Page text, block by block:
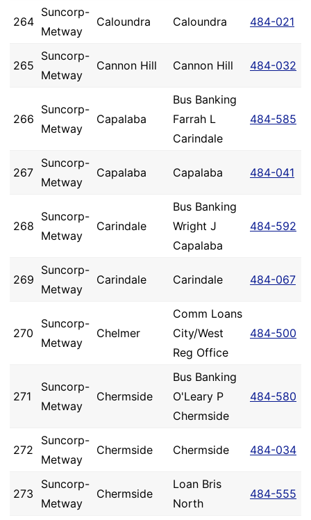
264
Suncorp-
Metway
Caloundra Caloundra 484-021
265
Suncorp-
Metway
Cannon Hill Cannon Hill 484-032
266
Suncorp-
Metway
Capalaba
Bus Banking
Farrah L
Carindale
484-585
267
Suncorp-
Metway
Capalaba Capalaba 484-041
268
Suncorp-
Metway
Carindale
Bus Banking
Wright J
Capalaba
484-592
269
Suncorp-
Metway
Carindale Carindale 484-067
270
Suncorp-
Metway
Chelmer
Comm Loans
City/West
Reg Office
484-500
271
Suncorp-
Metway
Chermside
Bus Banking
O'Leary P
Chermside
484-580
272
Suncorp-
Metway
Chermside Chermside 484-034
273
Suncorp-
Metway
Chermside
Loan Bris
North
484-555